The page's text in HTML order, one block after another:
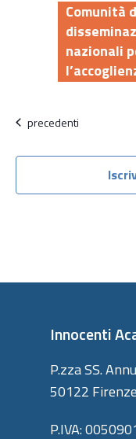
Comunità
nazionali
Attività
precedenti
Innocenti
P.zza SS.
50122 Firenze
P.IVA: